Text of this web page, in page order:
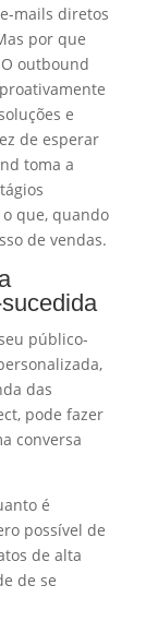
mails diretos
por que
outbound
e
de esperar
toma a
que, quando
de vendas.
público-
das
pode fazer
conversa
é
possível de
de alta
de se